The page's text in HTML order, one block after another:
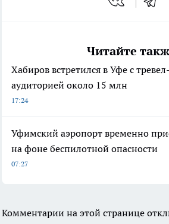
Читайте
Хабиров встретился в Уфе с
аудиторией около 15 млн
17:24
Уфимский аэропорт временно
на фоне беспилотной опасности
07:27
Комментарии на этой странице